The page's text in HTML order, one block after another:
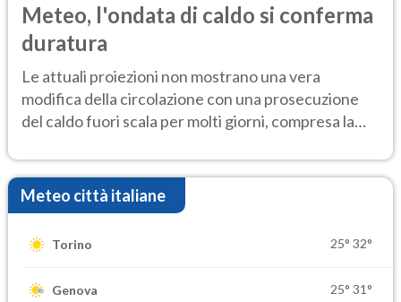
Meteo, l'ondata di caldo si conferma
duratura
Le attuali proiezioni non mostrano una vera
modifica della circolazione con una prosecuzione
del caldo fuori scala per molti giorni, compresa la
Meteo città italiane
Torino 25° 32°
Genova 25° 31°